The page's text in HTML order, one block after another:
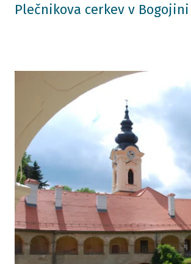
Plečnikova cerkev v Bogojini